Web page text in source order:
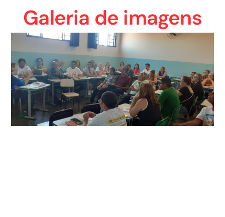
Galeria de imagens